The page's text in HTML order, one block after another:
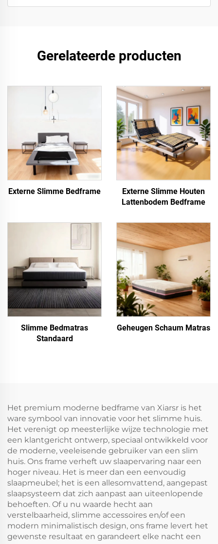
Gerelateerde producten
Externe Slimme Bedframe
Externe Slimme Houten
Lattenbodem Bedframe
Slimme Bedmatras
Standaard
Geheugen Schaum Matras
Het premium moderne bedframe van Xiarsr is het
ware symbool van innovatie voor het slimme huis.
Het verenigt op meesterlijke wijze technologie met
een klantgericht ontwerp, speciaal ontwikkeld voor
de moderne, veeleisende gebruiker van een slim
huis. Ons frame verheft uw slaapervaring naar een
hoger niveau. Het is meer dan een eenvoudig
slaapmeubel; het is een allesomvattend, aangepast
slaapsysteem dat zich aanpast aan uiteenlopende
behoeften. Of u nu waarde hecht aan
verstelbaarheid, slimme accessoires en/of een
modern minimalistisch design, ons frame levert het
gewenste resultaat en garandeert elke nacht een